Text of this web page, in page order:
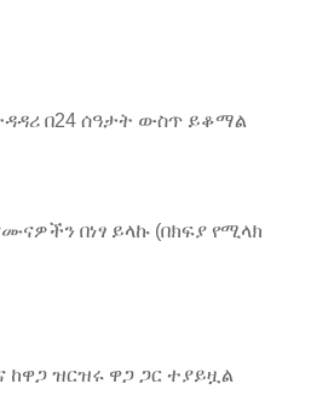
በ24 ሰዓታት ውስጥ ይቆማል
በነፃ ይላኩ (በክፍያ የሚላክ
ከዋጋ ዝርዝሩ ዋጋ ጋር ተያይዟል